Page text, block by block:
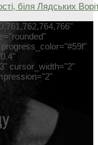
біля Лядських
cursor_width="2"